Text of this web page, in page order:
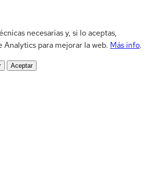
necesarias y, si lo aceptas,
Analytics para mejorar la web. Más info.
Aceptar